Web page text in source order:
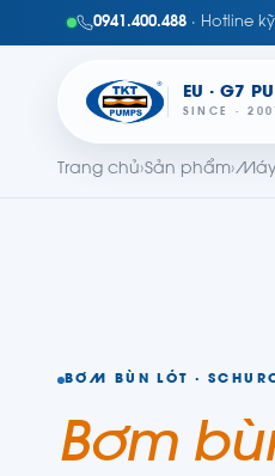
0941.400.488 · Hotline
EU · G7
SINCE ·
Trang chủ›Sản phẩm›
BƠM BÙN LÓT ·
Bơm